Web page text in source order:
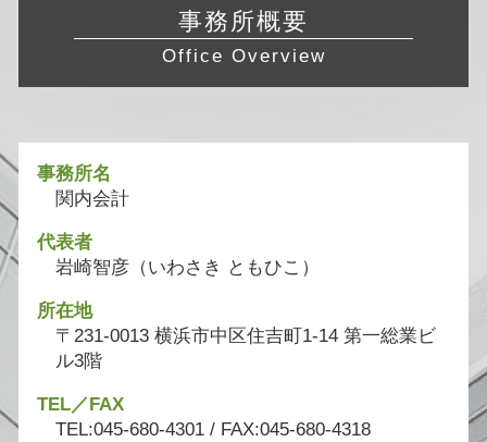
事務所概要
Office Overview
事務所名
関内会計
代表者
岩崎智彦（いわさき ともひこ）
所在地
〒231-0013 横浜市中区住吉町1-14 第一総業ビ
ル3階
TEL／FAX
TEL:045-680-4301 / FAX:045-680-4318